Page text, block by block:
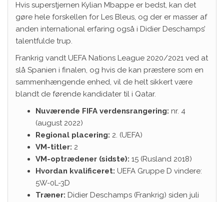
Hvis superstjernen Kylian Mbappe er bedst, kan det
gøre hele forskellen for Les Bleus, og der er masser af
anden international erfaring også i Didier Deschamps’
talentfulde trup.
Frankrig vandt UEFA Nations League 2020/2021 ved at
slå Spanien i finalen, og hvis de kan præstere som en
sammenhængende enhed, vil de helt sikkert være
blandt de førende kandidater til i Qatar.
Nuværende FIFA verdensrangering: nr. 4
(august 2022)
Regional placering: 2. (UEFA)
VM-titler: 2
VM-optrædener (sidste): 15 (Rusland 2018)
Hvordan kvalificeret: UEFA Gruppe D vindere:
5W-0L-3D
Træner: Didier Deschamps (Frankrig) siden juli